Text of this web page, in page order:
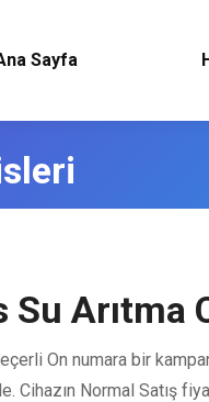
Sayfa
Arıtma
On numara bir
Normal Satış